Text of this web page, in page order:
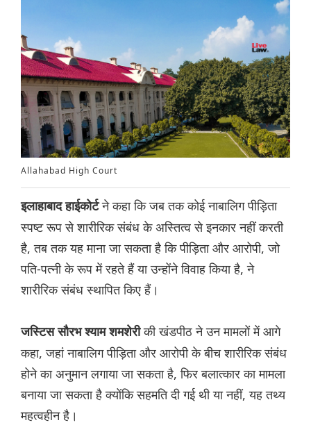
Allahabad High Court
इलाहाबाद हाईकोर्टने कहा कि जब तक कोई नाबालिग पीड़िता
स्पष्ट रूप से शारीरिक संबंध के अस्तित्व से इनकार नहीं करती
है, तब तक यह माना जा सकता है कि पीड़िता और आरोपी, जो
पति-पत्नी के रूप में रहते हैं या उन्होंने विवाह किया है, ने
शारीरिक संबंध स्थापित किए हैं।
जस्टिस सौरभ श्याम शमशेरीकी खंडपीठ ने उन मामलों में आगे
कहा, जहां नाबालिग पीड़िता और आरोपी के बीच शारीरिक संबंध
होने का अनुमान लगाया जा सकता है, फिर बलात्कार का मामला
बनाया जा सकता है क्योंकि सहमति दी गई थी या नहीं, यह तथ्य
महत्वहीन है।